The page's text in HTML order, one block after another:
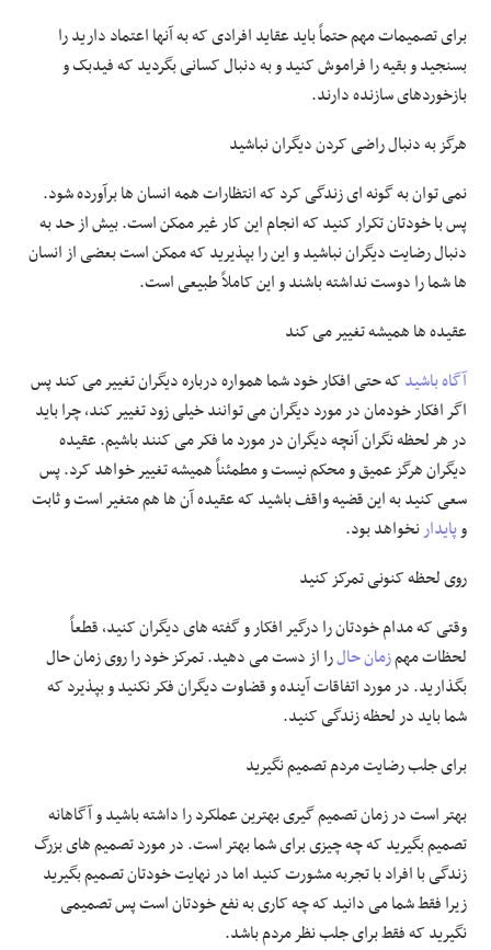
برای تصمیمات مهم حتماً باید عقاید افرادی که به آنها اعتماد دارید را
بسنجید و بقیه را فراموش کنید و به دنبال کسانی بگردید که فیدبک و
بازخوردهای سازنده دارند.
هرگز به دنبال راضی کردن دیگران نباشید
نمی توان به گونه ای زندگی کرد که انتظارات همه انسان ها برآورده شود.
پس با خودتان تکرار کنید که انجام این کار غیر ممکن است. بیش از حد به
دنبال رضایت دیگران نباشید و این را بپذیرید که ممکن است بعضی از انسان
ها شما را دوست نداشته باشند و این کاملاً طبیعی است.
عقیده ها همیشه تغییر می کند
آگاه باشیدکه حتی افکار خود شما همواره درباره دیگران تغییر می کند پس
اگر افکار خودمان در مورد دیگران می توانند خیلی زود تغییر کند، چرا باید
در هر لحظه نگران آنچه دیگران در مورد ما فکر می کنند باشیم. عقیده
دیگران هرگز عمیق و محکم نیست و مطمئناً همیشه تغییر خواهد کرد. پس
سعی کنید به این قضیه واقف باشید که عقیده آن ها هم متغیر است و ثابت
وپایدارنخواهد بود.
روی لحظه کنونی تمرکز کنید
وقتی که مدام خودتان را درگیر افکار و گفته های دیگران کنید، قطعاً
لحظات مهمزمان حالرا از دست می دهید. تمرکز خود را روی زمان حال
بگذارید. در مورد اتفاقات آینده و قضاوت دیگران فکر نکنید و بپذیرد که
شما باید در لحظه زندگی کنید.
برای جلب رضایت مردم تصمیم نگیرید
بهتر است در زمان تصمیم گیری بهترین عملکرد را داشته باشید و آگاهانه
تصمیم بگیرید که چه چیزی برای شما بهتر است. در مورد تصمیم های بزرگ
زندگی با افراد با تجربه مشورت کنید اما در نهایت خودتان تصمیم بگیرید
زیرا فقط شما می دانید که چه کاری به نفع خودتان است پس تصمیمی
نگیرید که فقط برای جلب نظر مردم باشد.